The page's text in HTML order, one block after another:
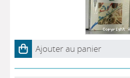
Ajouter au panier